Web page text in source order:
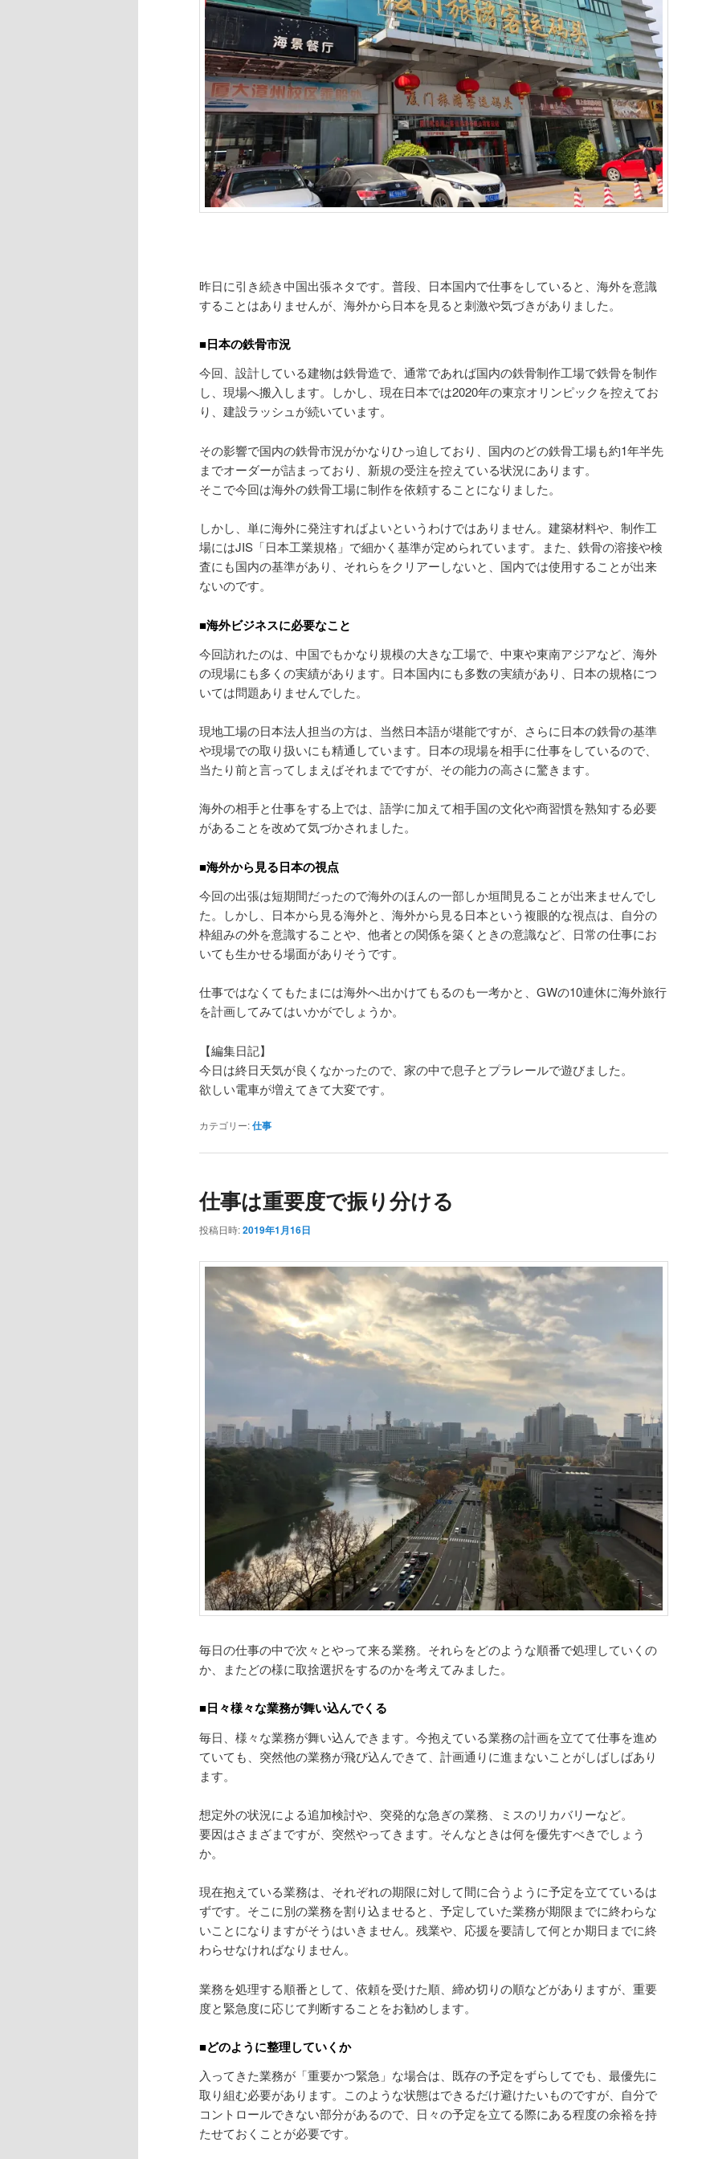
昨日に引き続き中国出張ネタです。普段、日本国内で仕事をしていると、海外を意識
することはありませんが、海外から日本を見ると刺激や気づきがありました。
■日本の鉄骨市況
今回、設計している建物は鉄骨造で、通常であれば国内の鉄骨制作工場で鉄骨を制作
し、現場へ搬入します。しかし、現在日本では2020年の東京オリンピックを控えてお
り、建設ラッシュが続いています。
その影響で国内の鉄骨市況がかなりひっ迫しており、国内のどの鉄骨工場も約1年半先
までオーダーが詰まっており、新規の受注を控えている状況にあります。
そこで今回は海外の鉄骨工場に制作を依頼することになりました。
しかし、単に海外に発注すればよいというわけではありません。建築材料や、制作工
場にはJIS「日本工業規格」で細かく基準が定められています。また、鉄骨の溶接や検
査にも国内の基準があり、それらをクリアーしないと、国内では使用することが出来
ないのです。
■海外ビジネスに必要なこと
今回訪れたのは、中国でもかなり規模の大きな工場で、中東や東南アジアなど、海外
の現場にも多くの実績があります。日本国内にも多数の実績があり、日本の規格につ
いては問題ありませんでした。
現地工場の日本法人担当の方は、当然日本語が堪能ですが、さらに日本の鉄骨の基準
や現場での取り扱いにも精通しています。日本の現場を相手に仕事をしているので、
当たり前と言ってしまえばそれまでですが、その能力の高さに驚きます。
海外の相手と仕事をする上では、語学に加えて相手国の文化や商習慣を熟知する必要
があることを改めて気づかされました。
■海外から見る日本の視点
今回の出張は短期間だったので海外のほんの一部しか垣間見ることが出来ませんでし
た。しかし、日本から見る海外と、海外から見る日本という複眼的な視点は、自分の
枠組みの外を意識することや、他者との関係を築くときの意識など、日常の仕事にお
いても生かせる場面がありそうです。
仕事ではなくてもたまには海外へ出かけてもるのも一考かと、GWの10連休に海外旅行
を計画してみてはいかがでしょうか。
【編集日記】
今日は終日天気が良くなかったので、家の中で息子とプラレールで遊びました。
欲しい電車が増えてきて大変です。
カテゴリー:仕事
仕事は重要度で振り分ける
投稿日時:2019年1月16日
毎日の仕事の中で次々とやって来る業務。それらをどのような順番で処理していくの
か、またどの様に取捨選択をするのかを考えてみました。
■日々様々な業務が舞い込んでくる
毎日、様々な業務が舞い込んできます。今抱えている業務の計画を立てて仕事を進め
ていても、突然他の業務が飛び込んできて、計画通りに進まないことがしばしばあり
ます。
想定外の状況による追加検討や、突発的な急ぎの業務、ミスのリカバリーなど。
要因はさまざまですが、突然やってきます。そんなときは何を優先すべきでしょう
か。
現在抱えている業務は、それぞれの期限に対して間に合うように予定を立てているは
ずです。そこに別の業務を割り込ませると、予定していた業務が期限までに終わらな
いことになりますがそうはいきません。残業や、応援を要請して何とか期日までに終
わらせなければなりません。
業務を処理する順番として、依頼を受けた順、締め切りの順などがありますが、重要
度と緊急度に応じて判断することをお勧めします。
■どのように整理していくか
入ってきた業務が「重要かつ緊急」な場合は、既存の予定をずらしてでも、最優先に
取り組む必要があります。このような状態はできるだけ避けたいものですが、自分で
コントロールできない部分があるので、日々の予定を立てる際にある程度の余裕を持
たせておくことが必要です。